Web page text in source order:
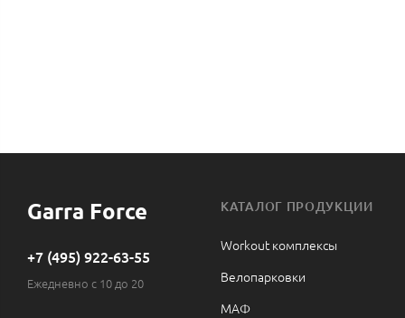
Garra Force
+7 (495) 922-63-55
Ежедневно с 10 до 20
КАТАЛОГ ПРОДУКЦИИ
Workout комплексы
Велопарковки
МАФ